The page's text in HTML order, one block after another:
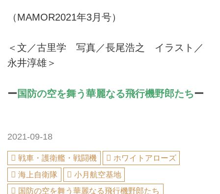
（MAMOR2021年3月号）
＜文／古里学 写真／長尾浩之 イラスト／
永井淳雄＞
ー 国防の空を舞う華麗なる飛行機野郎たちー
2021-09-18
戦車・護衛艦・戦闘機
ホワイトアローズ
海上自衛隊
小月航空基地
国防の空を舞う華麗なる飛行機野郎たち